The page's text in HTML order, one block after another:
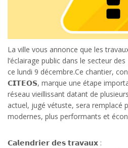
La ville vous annonce que les
l’éclairage public dans le secteur
ce lundi 9 décembre.Ce chantier,
𝗖𝗜𝗧𝗘𝗢𝗦, marque une étape
réseau vieillissant datant de
actuel, jugé vétuste, sera remplacé
modernes, plus performants et
𝗖𝗮𝗹𝗲𝗻𝗱𝗿𝗶𝗲𝗿 𝗱𝗲𝘀 𝘁𝗿𝗮𝘃𝗮𝘂𝘅 :